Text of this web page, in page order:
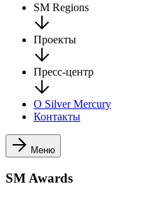
SM Regions
Проекты
Пресс-центр
О Silver Mercury
Контакты
Меню
SM Awards